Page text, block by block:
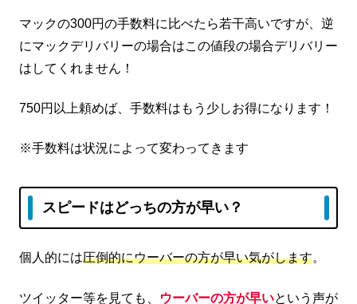
マックの300円の手数料に比べたら若干高いですが、逆
にマックデリバリーの場合はこの値段の場合デリバリー
はしてくれません！
750円以上頼めば、手数料はもう少しお得になります！
※手数料は状況によって変わってきます
スピードはどっちの方が早い？
個人的には圧倒的にウーバーの方が早い気がします。
ツイッター等を見ても、 ウーバーの方が早いという声が